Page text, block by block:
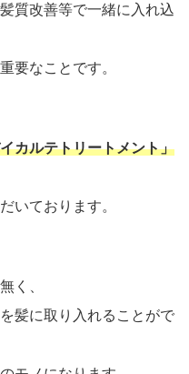
質改善等で一緒に入れ込
要なことです。
カルテトリートメント」
いております。
く、
髪に取り入れることがで